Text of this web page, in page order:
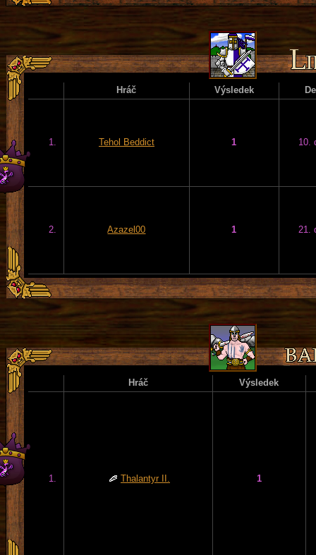
Hráč Výsledek
1. Tehol Beddict 1 10.
2. Azazel00 1 21.
Hráč Výsledek
1. Thalantyr II. 1